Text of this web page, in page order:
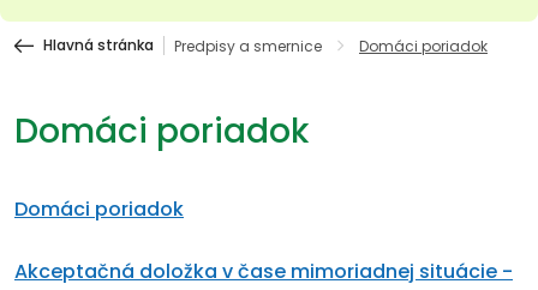
Hlavná stránka Predpisy a smernice Domáci poriadok
Domáci poriadok
Domáci poriadok
Akceptačná doložka v čase mimoriadnej situácie -